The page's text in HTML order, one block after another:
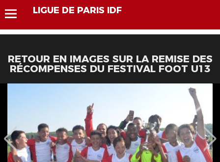
LIGUE DE PARIS IDF
RETOUR EN IMAGES SUR LA REMISE DES
RÉCOMPENSES DU FESTIVAL FOOT U13